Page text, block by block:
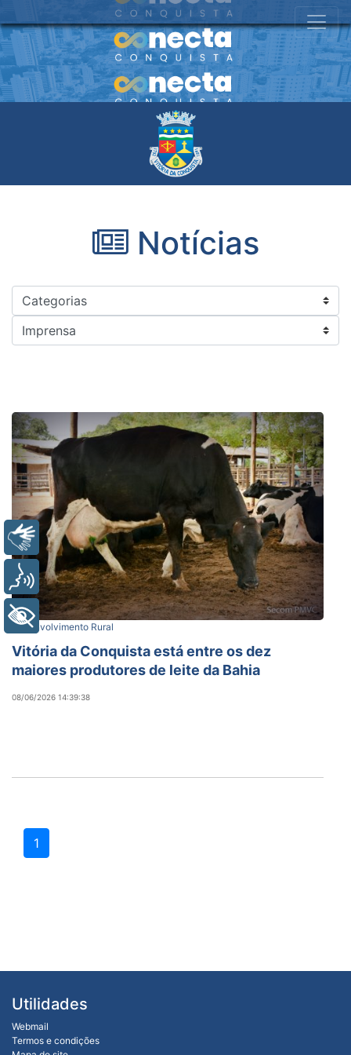
Notícias
Desenvolvimento Rural
Vitória da Conquista está entre os dez
maiores produtores de leite da Bahia
08/06/2026 14:39:38
1
Utilidades
Webmail
Termos e condições
Libras
Voz
+ Acessibilidade